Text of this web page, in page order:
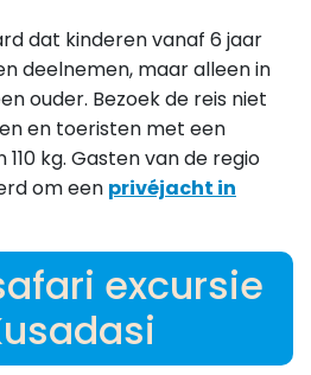
dat kinderen vanaf 6 jaar
deelnemen, maar alleen in
ouder. Bezoek de reis niet
en toeristen met een
kg. Gasten van de regio
om een privéjacht in
excursie